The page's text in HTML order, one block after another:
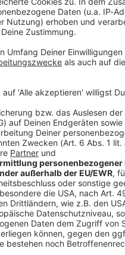
Sprachnachricht
© dpa-infocom,
DICH AUCH